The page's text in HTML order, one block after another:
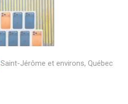
Saint-Jérôme et environs, Québec